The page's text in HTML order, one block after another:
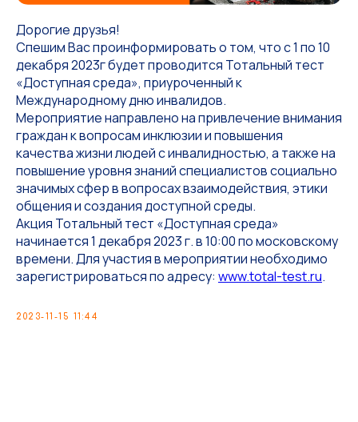
Дорогие друзья!
Спешим Вас проинформировать о том, что с 1 по 10
декабря 2023г будет проводится Тотальный тест
«Доступная среда», приуроченный к
Международному дню инвалидов.
Мероприятие направлено на привлечение внимания
граждан к вопросам инклюзии и повышения
качества жизни людей с инвалидностью, а также на
повышение уровня знаний специалистов социально
значимых сфер в вопросах взаимодействия, этики
общения и создания доступной среды.
Акция Тотальный тест «Доступная среда»
начинается 1 декабря 2023 г. в 10:00 по московскому
времени. Для участия в мероприятии необходимо
зарегистрироваться по адресу: www.total-test.ru.
2023-11-15 11:44